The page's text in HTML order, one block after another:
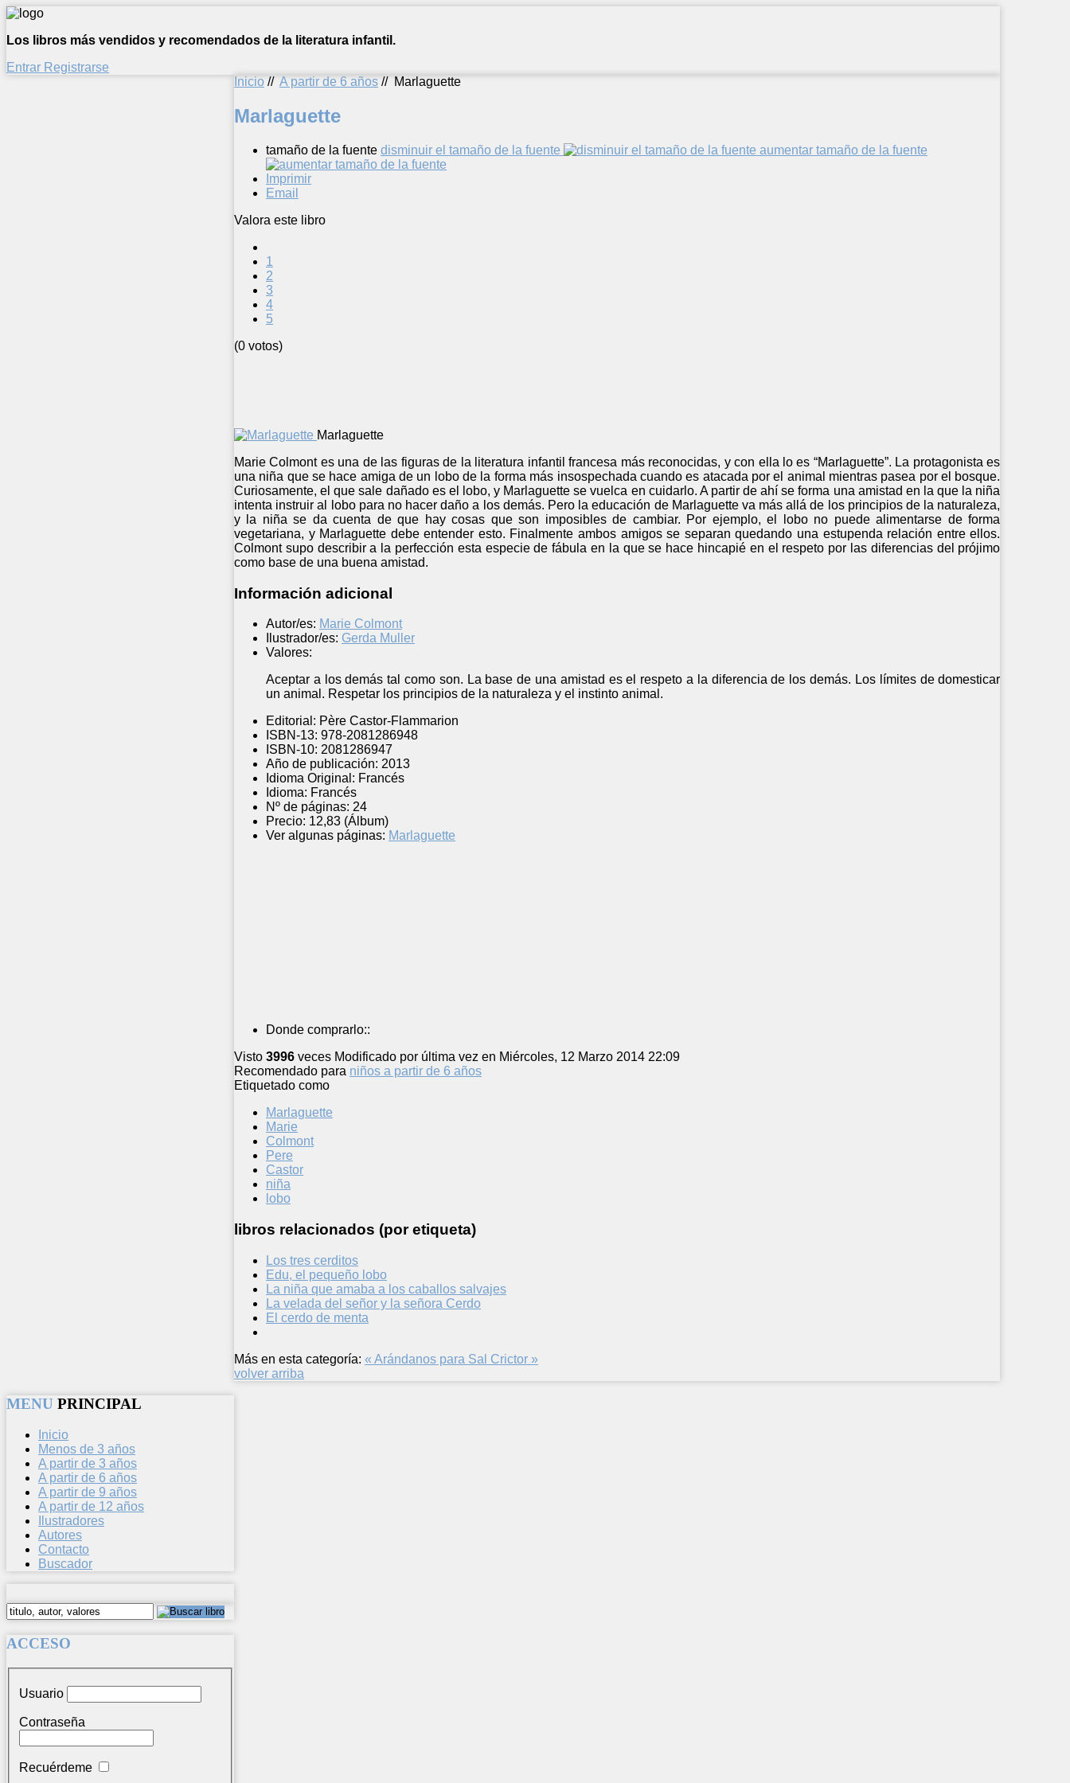
Los libros más vendidos y recomendados de la literatura infantil.
Entrar Registrarse
Inicio // A partir de 6 años // Marlaguette
Marlaguette
tamaño de la fuente disminuir el tamaño de la fuente aumentar tamaño de la fuente
Imprimir
Email
Valora este libro
1
2
3
4
5
(0 votos)
Marlaguette
Marie Colmont es una de las figuras de la literatura infantil francesa más reconocidas, y con ella lo es “Marlaguette”. La protagonista es
una niña que se hace amiga de un lobo de la forma más insospechada cuando es atacada por el animal mientras pasea por el bosque.
Curiosamente, el que sale dañado es el lobo, y Marlaguette se vuelca en cuidarlo. A partir de ahí se forma una amistad en la que la niña
intenta instruir al lobo para no hacer daño a los demás. Pero la educación de Marlaguette va más allá de los principios de la naturaleza,
y la niña se da cuenta de que hay cosas que son imposibles de cambiar. Por ejemplo, el lobo no puede alimentarse de forma
vegetariana, y Marlaguette debe entender esto. Finalmente ambos amigos se separan quedando una estupenda relación entre ellos.
Colmont supo describir a la perfección esta especie de fábula en la que se hace hincapié en el respeto por las diferencias del prójimo
como base de una buena amistad.
Información adicional
Autor/es: Marie Colmont
Ilustrador/es: Gerda Muller
Valores:
Aceptar a los demás tal como son. La base de una amistad es el respeto a la diferencia de los demás. Los límites de domesticar
un animal. Respetar los principios de la naturaleza y el instinto animal.
Editorial: Père Castor-Flammarion
ISBN-13: 978-2081286948
ISBN-10: 2081286947
Año de publicación: 2013
Idioma Original: Francés
Idioma: Francés
Nº de páginas: 24
Precio: 12,83 (Álbum)
Ver algunas páginas: Marlaguette
Donde comprarlo::
Visto 3996 veces Modificado por última vez en Miércoles, 12 Marzo 2014 22:09
Recomendado para niños a partir de 6 años
Etiquetado como
Marlaguette
Marie
Colmont
Pere
Castor
niña
lobo
libros relacionados (por etiqueta)
Los tres cerditos
Edu, el pequeño lobo
La niña que amaba a los caballos salvajes
La velada del señor y la señora Cerdo
El cerdo de menta
Más en esta categoría: « Arándanos para Sal Crictor »
volver arriba
MENU PRINCIPAL
Inicio
Menos de 3 años
A partir de 3 años
A partir de 6 años
A partir de 9 años
A partir de 12 años
Ilustradores
Autores
Contacto
Buscador
ACCESO
Usuario
Contraseña
Recuérdeme